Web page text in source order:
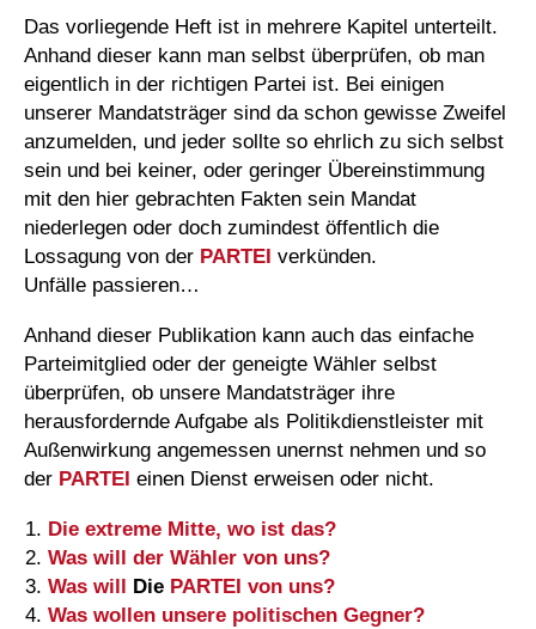
Das vorliegende Heft ist in mehrere Kapitel unterteilt.
Anhand dieser kann man selbst überprüfen, ob man
eigentlich in der richtigen Partei ist. Bei einigen
unserer Mandatsträger sind da schon gewisse Zweifel
anzumelden, und jeder sollte so ehrlich zu sich selbst
sein und bei keiner, oder geringer Übereinstimmung
mit den hier gebrachten Fakten sein Mandat
niederlegen oder doch zumindest öffentlich die
Lossagung von der PARTEI verkünden.
Unfälle passieren…
Anhand dieser Publikation kann auch das einfache
Parteimitglied oder der geneigte Wähler selbst
überprüfen, ob unsere Mandatsträger ihre
herausfordernde Aufgabe als Politikdienstleister mit
Außenwirkung angemessen unernst nehmen und so
der PARTEI einen Dienst erweisen oder nicht.
Die extreme Mitte, wo ist das?
Was will der Wähler von uns?
Was will Die PARTEI von uns?
Was wollen unsere politischen Gegner?